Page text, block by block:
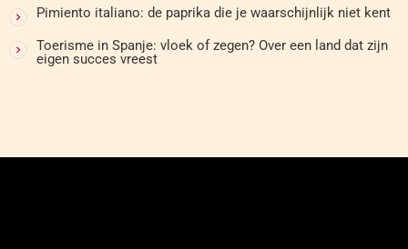
Pimiento italiano: de paprika die je waarschijnlijk niet kent
Toerisme in Spanje: vloek of zegen? Over een land dat zijn
eigen succes vreest